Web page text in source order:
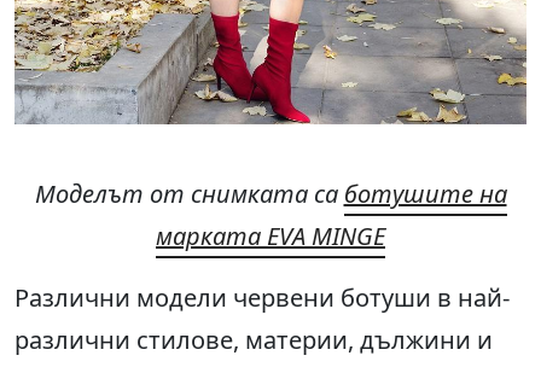
Моделът от снимката са ботушите на
марката EVA MINGE
Различни модели червени ботуши в най-
различни стилове, материи, дължини и